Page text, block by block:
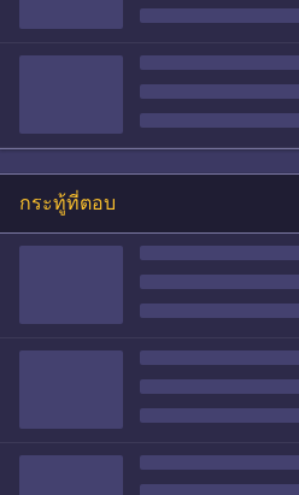
กระทู้ที่ตอบ